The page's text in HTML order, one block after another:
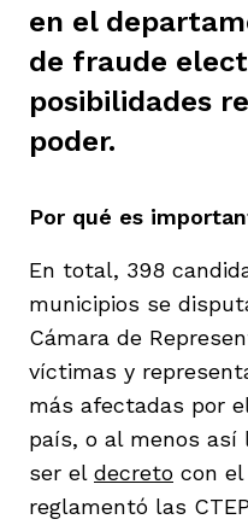
en el
de fraude
posibilidades
poder.
Por qué es
En total, 398
municipios se
Cámara de
víctimas y
más afectadas por
país, o al menos
ser el decreto con el
reglamentó las
2023
Baja